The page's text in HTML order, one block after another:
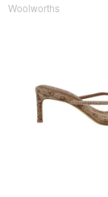
Woolworths